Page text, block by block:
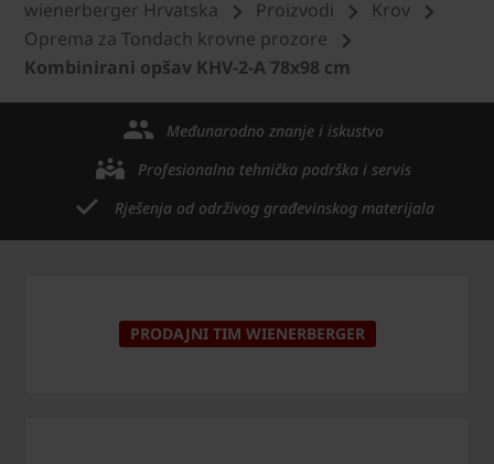
wienerberger Hrvatska Proizvodi
Krov
Oprema za Tondach krovne prozore
Kombinirani opšav KHV-2-A 78x98 cm
Međunarodno znanje i iskustvo
Profesionalna tehnička podrška i servis
Rješenja od održivog građevinskog materijala
PRODAJNI TIM WIENERBERGER